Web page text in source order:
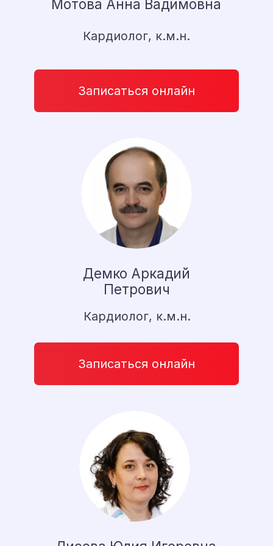
Малышенко Ольга Степановна
Записаться онлайн
Гзогян Армен Александрович
Колопроктолог, хирург,
лазерный хирург
Хирургическое отделение
Выбор пациентов 2025 *